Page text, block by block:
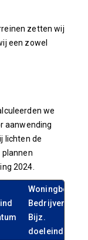
zetten wij
een zowel
we
aanwending
lichten de
plannen
2024.
Woningbouw/
Bedrijven/
Bijz.
doeleinden